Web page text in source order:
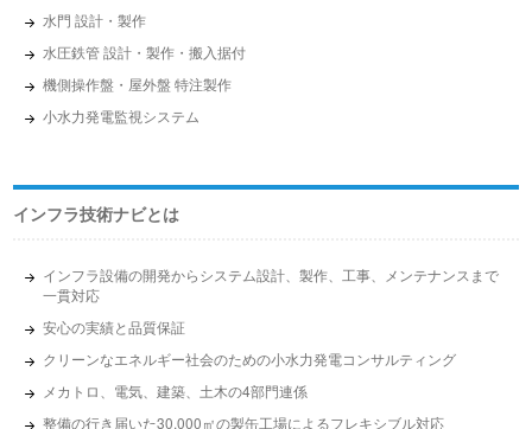
水門 設計・製作
水圧鉄管 設計・製作・搬入据付
機側操作盤・屋外盤 特注製作
小水力発電監視システム
インフラ技術ナビとは
インフラ設備の開発からシステム設計、製作、工事、メンテナンスまで
一貫対応
安心の実績と品質保証
クリーンなエネルギー社会のための小水力発電コンサルティング
メカトロ、電気、建築、土木の4部門連係
整備の行き届いた30,000㎡の製缶工場によるフレキシブル対応